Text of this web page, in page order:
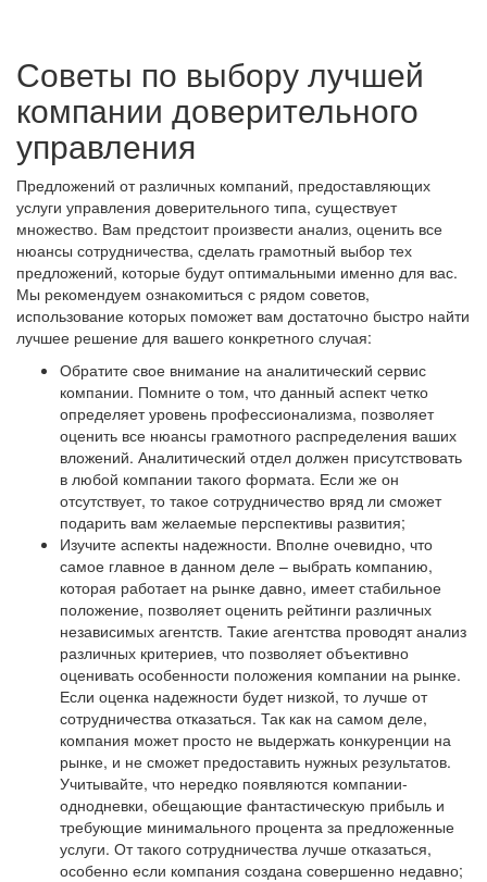
Советы по выбору лучшей
компании доверительного
управления
Предложений от различных компаний, предоставляющих
услуги управления доверительного типа, существует
множество. Вам предстоит произвести анализ, оценить все
нюансы сотрудничества, сделать грамотный выбор тех
предложений, которые будут оптимальными именно для вас.
Мы рекомендуем ознакомиться с рядом советов,
использование которых поможет вам достаточно быстро найти
лучшее решение для вашего конкретного случая:
Обратите свое внимание на аналитический сервис
компании. Помните о том, что данный аспект четко
определяет уровень профессионализма, позволяет
оценить все нюансы грамотного распределения ваших
вложений. Аналитический отдел должен присутствовать
в любой компании такого формата. Если же он
отсутствует, то такое сотрудничество вряд ли сможет
подарить вам желаемые перспективы развития;
Изучите аспекты надежности. Вполне очевидно, что
самое главное в данном деле – выбрать компанию,
которая работает на рынке давно, имеет стабильное
положение, позволяет оценить рейтинги различных
независимых агентств. Такие агентства проводят анализ
различных критериев, что позволяет объективно
оценивать особенности положения компании на рынке.
Если оценка надежности будет низкой, то лучше от
сотрудничества отказаться. Так как на самом деле,
компания может просто не выдержать конкуренции на
рынке, и не сможет предоставить нужных результатов.
Учитывайте, что нередко появляются компании-
однодневки, обещающие фантастическую прибыль и
требующие минимального процента за предложенные
услуги. От такого сотрудничества лучше отказаться,
особенно если компания создана совершенно недавно;